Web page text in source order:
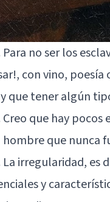
Para no ser los
con vino,
que tener algún
Creo que hay
hombre que nunca
La irregularidad, es
y